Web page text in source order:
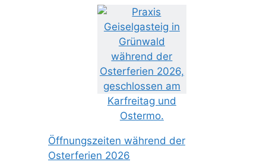
Öffnungszeiten während der
Osterferien 2026